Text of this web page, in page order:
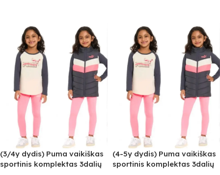
(3/4y dydis) Puma vaikiškas
sportinis komplektas 3dalių
(4-5y dydis) Puma vaikiškas
sportinis komplektas 3dalių